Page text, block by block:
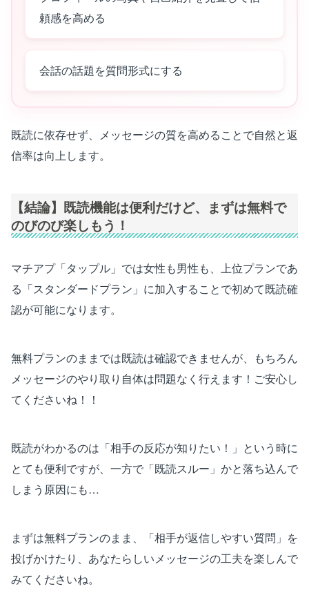
頼感を高める
会話の話題を質問形式にする
既読に依存せず、メッセージの質を高めることで自然と返
信率は向上します。
【結論】既読機能は便利だけど、まずは無料で
のびのび楽しもう！
マチアプ「タップル」では女性も男性も、上位プランであ
る「スタンダードプラン」に加入することで初めて既読確
認が可能になります。
無料プランのままでは既読は確認できませんが、もちろん
メッセージのやり取り自体は問題なく行えます！ご安心し
てくださいね！！
既読がわかるのは「相手の反応が知りたい！」という時に
とても便利ですが、一方で「既読スルー」かと落ち込んで
しまう原因にも…
まずは無料プランのまま、「相手が返信しやすい質問」を
投げかけたり、あなたらしいメッセージの工夫を楽しんで
みてくださいね。